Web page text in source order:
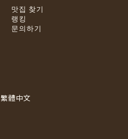
맛집 찾기
랭킹
문의하기
繁體中文